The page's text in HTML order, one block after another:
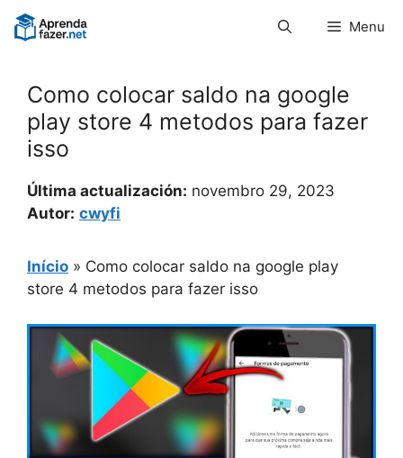
Pular
para
Menu
Como colocar saldo na google
play store 4 metodos para fazer
isso
Última actualización: novembro 29, 2023
Autor: cwyfi
Início » Como colocar saldo na google play
store 4 metodos para fazer isso